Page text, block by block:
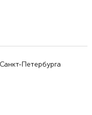
Петербурга